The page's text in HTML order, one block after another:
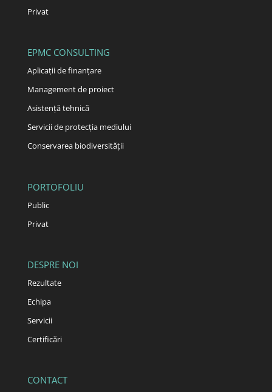
Privat
EPMC CONSULTING
Aplicații de finanțare
Management de proiect
Asistență tehnică
Servicii de protecția mediului
Conservarea biodiversității
PORTOFOLIU
Public
Privat
DESPRE NOI
Rezultate
Echipa
Servicii
Certificări
CONTACT